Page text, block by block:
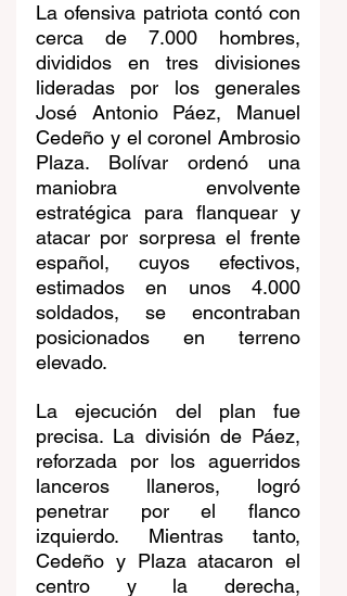
La ofensiva patriota contó con
cerca de 7.000 hombres,
divididos en tres divisiones
lideradas por los generales
José Antonio Páez, Manuel
Cedeño y el coronel Ambrosio
Plaza. Bolívar ordenó una
maniobra envolvente
estratégica para flanquear y
atacar por sorpresa el frente
español, cuyos efectivos,
estimados en unos 4.000
soldados, se encontraban
posicionados en terreno
elevado.
La ejecución del plan fue
precisa. La división de Páez,
reforzada por los aguerridos
lanceros llaneros, logró
penetrar por el flanco
izquierdo. Mientras tanto,
Cedeño y Plaza atacaron el
centro y la derecha,